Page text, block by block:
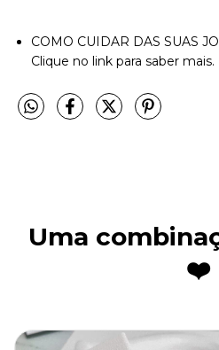
COMO CUIDAR DAS SUAS
Clique no link para saber mais.
Uma
❤️